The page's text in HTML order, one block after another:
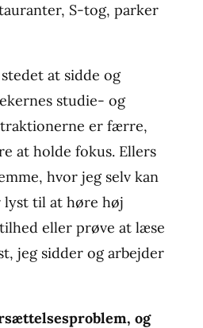
S-tog, parker
at sidde og
studie- og
er færre,
at holde fokus. Ellers
hvor jeg selv kan
lyst til at høre høj
eller prøve at læse
jeg sidder og arbejder
og